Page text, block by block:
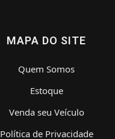
MAPA DO SITE
Quem Somos
Estoque
Venda seu Veículo
Política de Privacidade